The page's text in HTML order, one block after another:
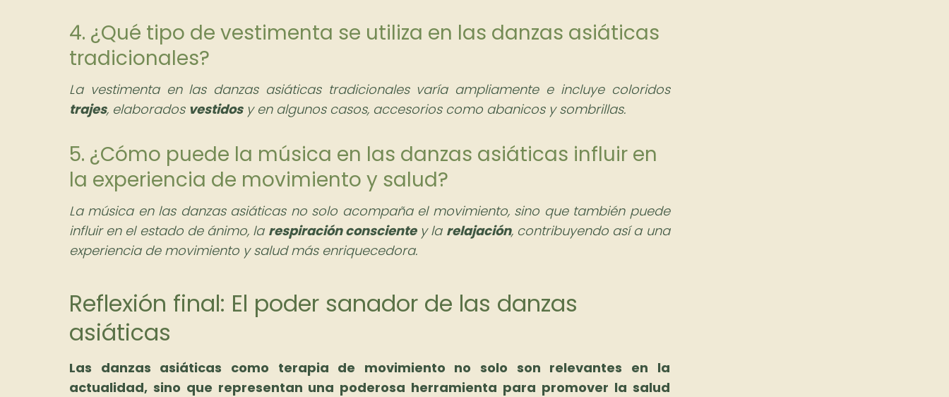
4. ¿Qué tipo de vestimenta se utiliza en las danzas asiáticas
tradicionales?
La vestimenta en las danzas asiáticas tradicionales varía ampliamente e incluye coloridos
trajes, elaborados vestidosy en algunos casos, accesorios como abanicos y sombrillas.
5. ¿Cómo puede la música en las danzas asiáticas influir en
la experiencia de movimiento y salud?
La música en las danzas asiáticas no solo acompaña el movimiento, sino que también puede
influir en el estado de ánimo, la respiración conscientey la relajación, contribuyendo así a una
experiencia de movimiento y salud más enriquecedora.
Reflexión final: El poder sanador de las danzas
asiáticas
Las danzas asiáticas como terapia de movimiento no solo son relevantes en la
actualidad, sino que representan una poderosa herramienta para promover la salud